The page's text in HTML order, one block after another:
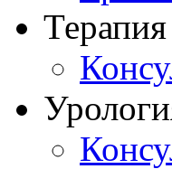
Терапия